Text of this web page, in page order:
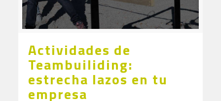
Actividades de
Teambuiliding:
estrecha lazos en tu
empresa